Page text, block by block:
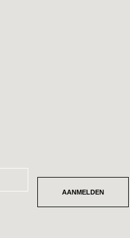
AANMELDEN